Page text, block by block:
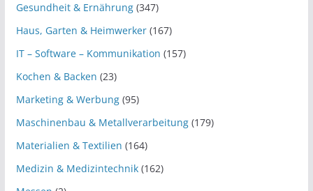
Gesundheit & Ernährung(347)
Haus, Garten & Heimwerker(167)
IT – Software – Kommunikation (157)
Kochen & Backen (23)
Marketing & Werbung(95)
Maschinenbau & Metallverarbeitung(179)
Materialien & Textilien (164)
Medizin & Medizintechnik(162)